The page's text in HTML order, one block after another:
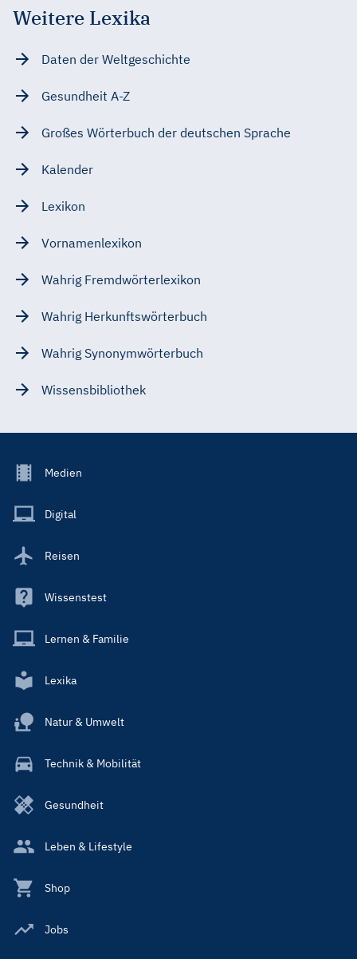
Weitere Lexika
Daten der Weltgeschichte
Gesundheit A-Z
Großes Wörterbuch der deutschen Sprache
Kalender
Lexikon
Vornamenlexikon
Wahrig Fremdwörterlexikon
Wahrig Herkunftswörterbuch
Wahrig Synonymwörterbuch
Wissensbibliothek
Footer
Main
Medien
Digital
Reisen
Wissenstest
Lernen & Familie
Lexika
Natur & Umwelt
Technik & Mobilität
Gesundheit
Leben & Lifestyle
Shop
Jobs